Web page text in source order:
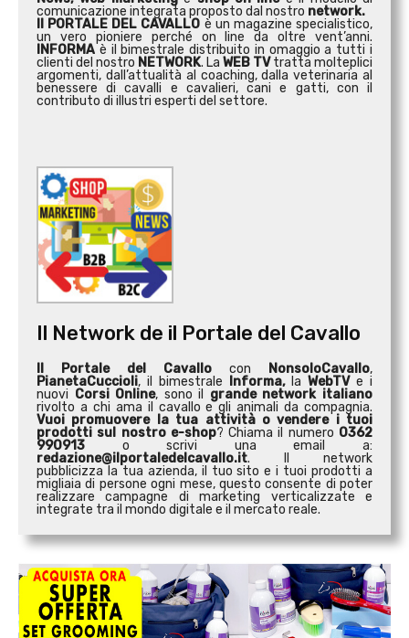
comunicazione integrata proposto dal nostro network.
Il PORTALE DEL CAVALLO è un magazine specialistico,
un vero pioniere perché on line da oltre vent’anni.
INFORMA è il bimestrale distribuito in omaggio a tutti i
clienti del nostro NETWORK. La WEB TVtratta molteplici
argomenti, dall’attualità al coaching, dalla veterinaria al
benessere di cavalli e cavalieri, cani e gatti, con il
contributo di illustri esperti del settore.
Il Network de il Portale del Cavallo
Il Portale del Cavallo con NonsoloCavallo,
PianetaCuccioli, il bimestrale Informa,laWebTVe i
nuovi Corsi Online, sono il grande network italiano
rivolto a chi ama il cavallo e gli animali da compagnia.
Vuoi promuovere la tua attività ovendere i tuoi
prodotti sul nostro e-shop? Chiama il numero 0362
990913 o scrivi una email a:
redazione@ilportaledelcavallo.it. Il network
pubblicizza la tua azienda, il tuo sito e i tuoi prodotti a
migliaia di persone ogni mese, questo consente di poter
realizzare campagne di marketing verticalizzate e
integrate tra il mondo digitale e il mercato reale.